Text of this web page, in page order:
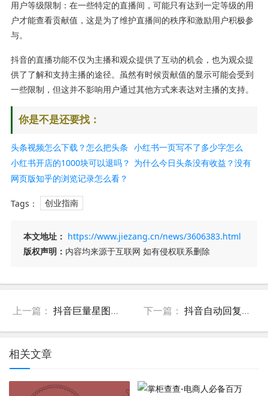
用户等级限制：在一些特定的直播间，可能只有达到一定等级的用
户才能查看贡献值，这是为了维护直播间的秩序和激励用户积极参
与。
抖音的直播功能不仅为主播和观众提供了互动的机会，也为观众提
供了了解和支持主播的途径。虽然有时候贡献值的显示可能会受到
一些限制，但这并不影响用户通过其他方式来表达对主播的支持。
你是不是还要找：
头条视频怎么下载？怎么把头条
视频存到相册？
小红书一页写不了多少字怎么
办？怎么写超过1000字？
小红书开店的1000块可以退吗？
开店保证金怎么退？
为什么今日头条没有收益？没有
网页版知乎的浏览记录怎么看？
知乎怎么收藏文章？
Tags：
创业指南
本文地址： https://www.jiezang.cn/news/3606383.html
版权声明： 内容均来源于互联网 如有侵权联系删除
上一篇： 抖音巨量星图主题种草组件是什么？如何配置？ 下一篇：抖音自动回复工具
相关文章